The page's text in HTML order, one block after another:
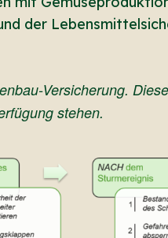
der
Versicherung.
stehen.